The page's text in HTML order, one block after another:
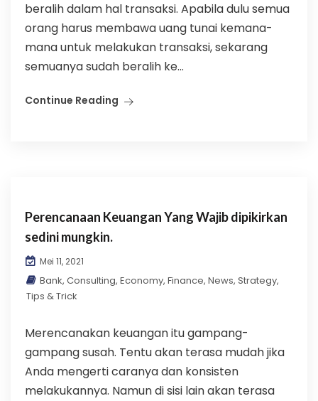
beralih dalam hal transaksi. Apabila dulu semua
orang harus membawa uang tunai kemana-
mana untuk melakukan transaksi, sekarang
semuanya sudah beralih ke...
Continue Reading
Perencanaan Keuangan Yang Wajib dipikirkan
sedini mungkin.
Mei 11, 2021
Bank, Consulting, Economy, Finance, News, Strategy,
Tips & Trick
Merencanakan keuangan itu gampang-
gampang susah. Tentu akan terasa mudah jika
Anda mengerti caranya dan konsisten
melakukannya. Namun di sisi lain akan terasa